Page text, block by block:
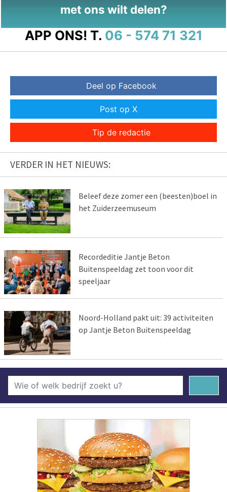
met ons wilt delen?
APP ONS! T. 06 - 574 71 321
Deel op Facebook
Post op X
Tip de redactie
VERDER IN HET NIEUWS:
Beleef deze zomer een (beesten)boel in
het Zuiderzeemuseum
Recordeditie Jantje Beton
Buitenspeeldag zet toon voor dit
speeljaar
Noord-Holland pakt uit: 39 activiteiten
op Jantje Beton Buitenspeeldag